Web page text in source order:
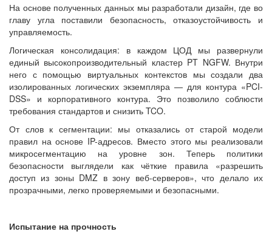
На основе полученных данных мы разработали дизайн, где во
главу угла поставили безопасность, отказоустойчивость и
управляемость.
Логическая консолидация: в каждом ЦОД мы развернули
единый высокопроизводительный кластер PT NGFW. Внутри
него с помощью виртуальных контекстов мы создали два
изолированных логических экземпляра — для контура «PCI-
DSS» и корпоративного контура. Это позволило соблюсти
требования стандартов и снизить TCO.
От слов к сегментации: мы отказались от старой модели
правил на основе IP-адресов. Вместо этого мы реализовали
микросегментацию на уровне зон. Теперь политики
безопасности выглядели как чёткие правила «разрешить
доступ из зоны DMZ в зону веб-серверов», что делало их
прозрачными, легко проверяемыми и безопасными.
Испытание на прочность